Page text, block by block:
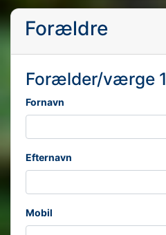
Forældre
Forælder/værge 1
Fornavn
Efternavn
Mobil